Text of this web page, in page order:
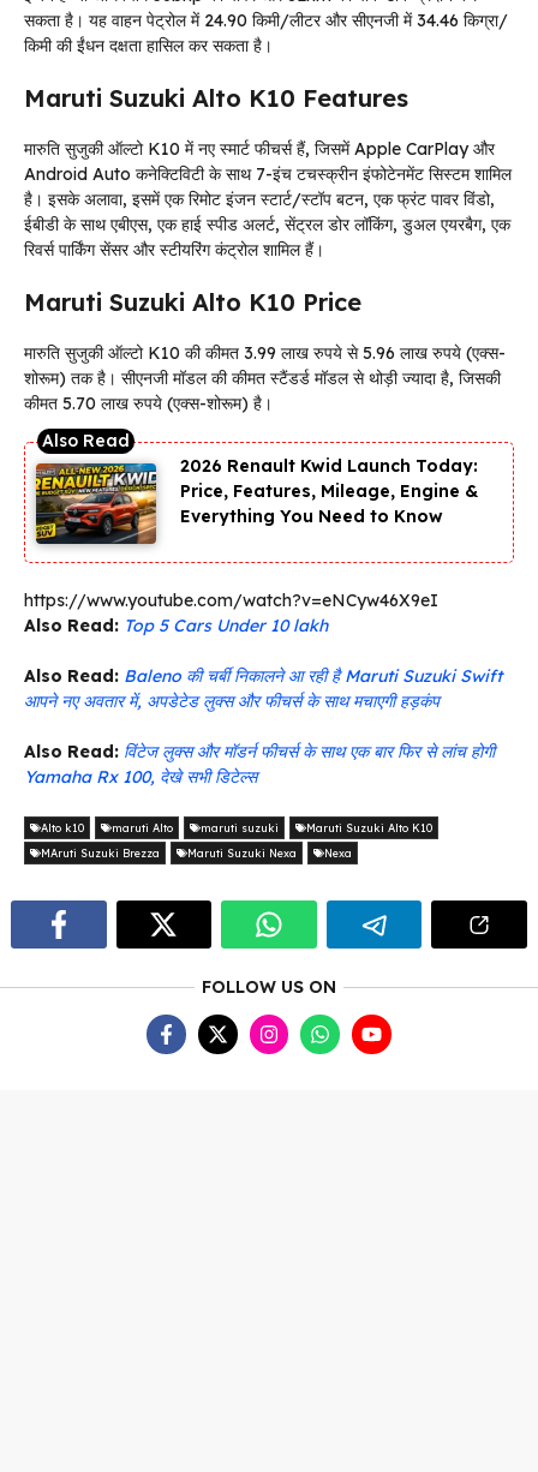
सकता है। यह वाहन पेट्रोल में 24.90 किमी/लीटर और सीएनजी में 34.46 किग्रा/
किमी की ईंधन दक्षता हासिल कर सकता है।
Maruti Suzuki Alto K10 Features
मारुति सुजुकी ऑल्टो K10 में नए स्मार्ट फीचर्स हैं, जिसमें Apple CarPlay और
Android Auto कनेक्टिविटी के साथ 7-इंच टचस्क्रीन इंफोटेनमेंट सिस्टम शामिल
है। इसके अलावा, इसमें एक रिमोट इंजन स्टार्ट/स्टॉप बटन, एक फ्रंट पावर विंडो,
ईबीडी के साथ एबीएस, एक हाई स्पीड अलर्ट, सेंट्रल डोर लॉकिंग, डुअल एयरबैग, एक
रिवर्स पार्किंग सेंसर और स्टीयरिंग कंट्रोल शामिल हैं।
Maruti Suzuki Alto K10 Price
मारुति सुजुकी ऑल्टो K10 की कीमत 3.99 लाख रुपये से 5.96 लाख रुपये (एक्स-
शोरूम) तक है। सीएनजी मॉडल की कीमत स्टैंडर्ड मॉडल से थोड़ी ज्यादा है, जिसकी
कीमत 5.70 लाख रुपये (एक्स-शोरूम) है।
2026 Renault Kwid Launch Today:
Price, Features, Mileage, Engine &
Everything You Need to Know
https://www.youtube.com/watch?v=eNCyw46X9eI
Also Read: Top 5 Cars Under 10 lakh
Also Read: Baleno की चर्बी निकालने आ रही है Maruti Suzuki Swift
आपने नए अवतार में, अपडेटेड लुक्स और फीचर्स के साथ मचाएगी हड़कंप
Also Read: विंटेज लुक्स और मॉडर्न फीचर्स के साथ एक बार फिर से लांच होगी
Yamaha Rx 100, देखे सभी डिटेल्स
Alto k10 maruti Alto maruti suzuki
Maruti Suzuki Alto K10
MAruti Suzuki Brezza
Maruti Suzuki Nexa Nexa
FOLLOW US ON